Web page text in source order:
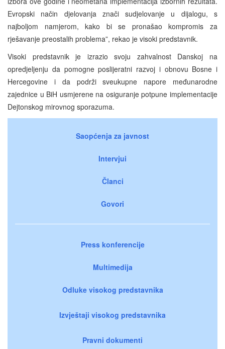
Evropski način djelovanja znači sudjelovanje u dijalogu, s
najboljom namjerom, kako bi se pronašao kompromis za
rješavanje preostalih problema”, rekao je visoki predstavnik.
Visoki predstavnik je izrazio svoju zahvalnost Danskoj na
opredjeljenju da pomogne poslijeratni razvoj i obnovu Bosne i
Hercegovine i da podrži sveukupne napore međunarodne
zajednice u BiH usmjerene na osiguranje potpune implementacije
Dejtonskog mirovnog sporazuma.
Saopćenja za javnost
Intervjui
Članci
Govori
Press konferencije
Multimedija
Odluke visokog predstavnika
Izvještaji visokog predstavnika
Pravni dokumenti